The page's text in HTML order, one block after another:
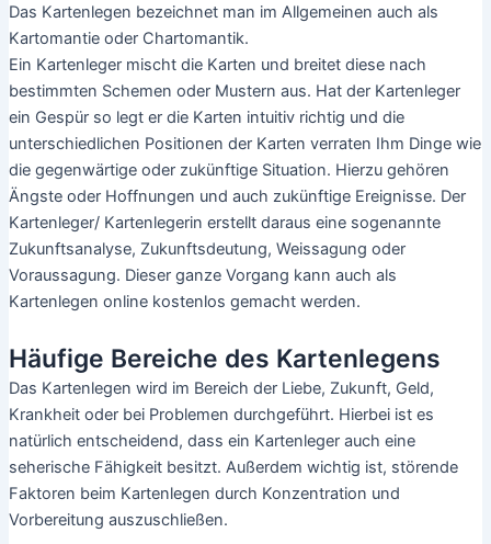
Das Kartenlegen bezeichnet man im Allgemeinen auch als
Kartomantie oder Chartomantik.
Ein Kartenleger mischt die Karten und breitet diese nach
bestimmten Schemen oder Mustern aus. Hat der Kartenleger
ein Gespür so legt er die Karten intuitiv richtig und die
unterschiedlichen Positionen der Karten verraten Ihm Dinge wie
die gegenwärtige oder zukünftige Situation. Hierzu gehören
Ängste oder Hoffnungen und auch zukünftige Ereignisse. Der
Kartenleger/ Kartenlegerin erstellt daraus eine sogenannte
Zukunftsanalyse, Zukunftsdeutung, Weissagung oder
Voraussagung. Dieser ganze Vorgang kann auch als
Kartenlegen online kostenlos gemacht werden.
Häufige Bereiche des Kartenlegens
Das Kartenlegen wird im Bereich der Liebe, Zukunft, Geld,
Krankheit oder bei Problemen durchgeführt. Hierbei ist es
natürlich entscheidend, dass ein Kartenleger auch eine
seherische Fähigkeit besitzt. Außerdem wichtig ist, störende
Faktoren beim Kartenlegen durch Konzentration und
Vorbereitung auszuschließen.